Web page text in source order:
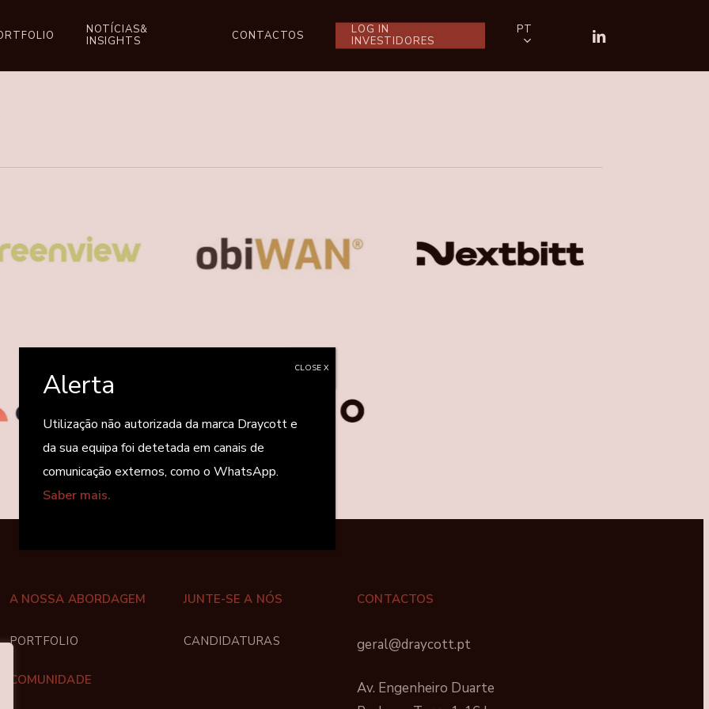
NOTÍCIAS&
INSIGHTS
CONTACTOS
LOG IN
INVESTIDORES
PT LINKEDIN
A NOSSA ABORDAGEM
PORTFOLIO
COMUNIDADE
JUNTE-SE A NÓS
CANDIDATURAS
CONTACTOS
geral@draycott.pt
Av. Engenheiro Duarte
Alerta
Utilização não autorizada da marca Draycott e
da sua equipa foi detetada em canais de
comunicação externos, como o WhatsApp.
Saber mais.
CLOSE X